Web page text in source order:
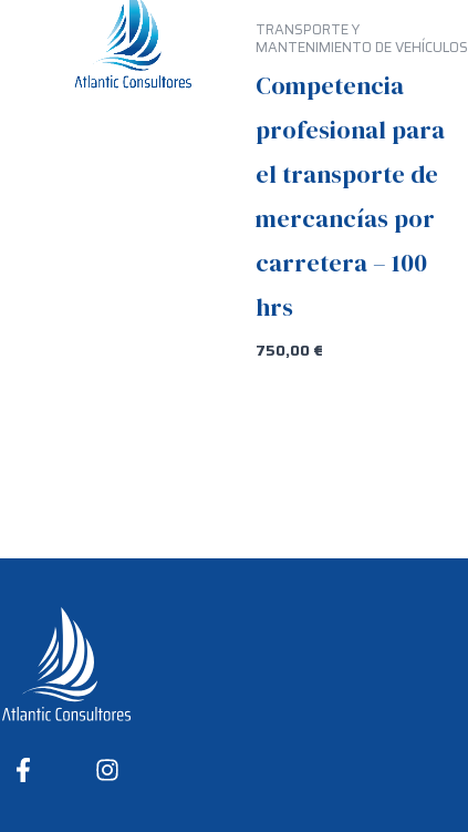
TRANSPORTE Y
MANTENIMIENTO DE VEHÍCULOS
Competencia
profesional para
el transporte de
mercancías por
carretera – 100
hrs
750,00€